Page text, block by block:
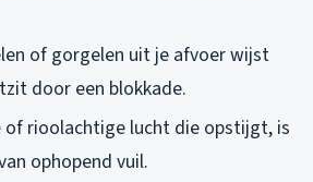
of gorgelen uit je afvoer wijst
door een blokkade.
of rioolachtige lucht die opstijgt, is
ophopend vuil.